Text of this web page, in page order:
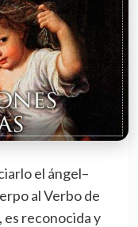
el ángel–
al Verbo de
es reconocida y